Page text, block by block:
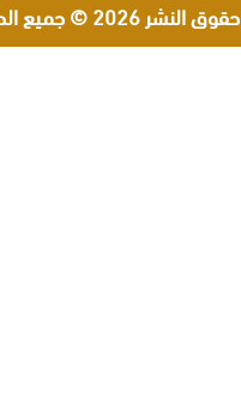
حقوق النشر 2026 © جميع الحقوق محفوظة